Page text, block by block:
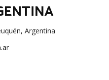
Argentina